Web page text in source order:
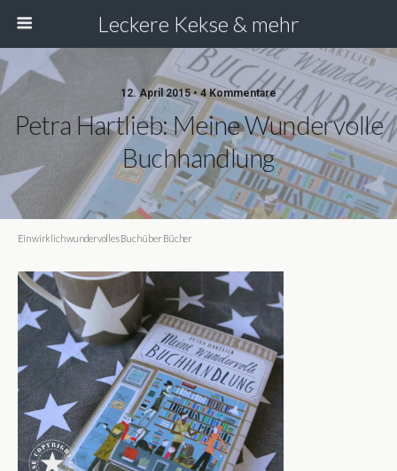
Leckere Kekse & mehr
12. April 2015 • 4 Kommentare
Petra Hartlieb: Meine Wundervolle
Buchhandlung
Ein wirklich wundervolles Buch über Bücher